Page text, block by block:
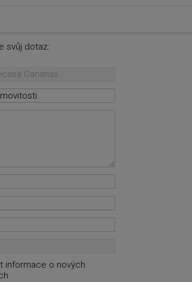
svůj dotaz:
informace o nových